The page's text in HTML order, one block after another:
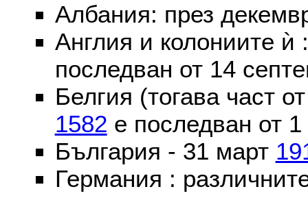
Албания: през
Англия и колониите
последван от 14
Белгия (тогава част
1582 е последван от
България - 31 март
Германия :